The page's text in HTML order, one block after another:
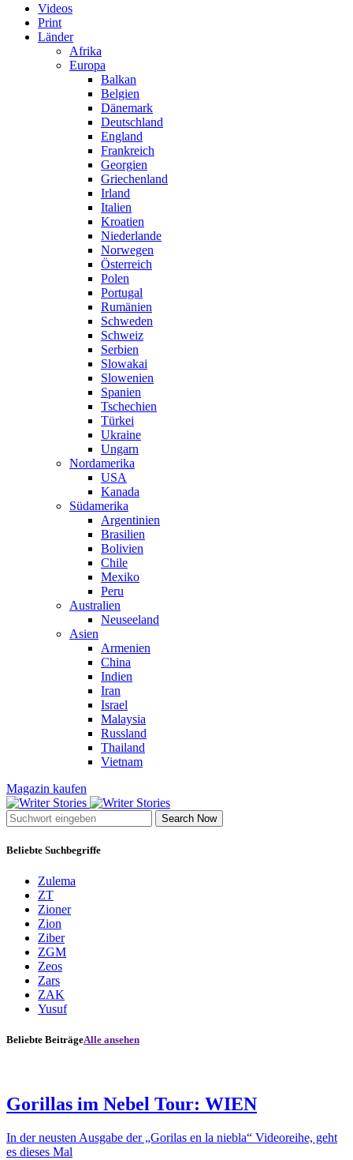
Videos
Print
Länder
Afrika
Europa
Balkan
Belgien
Dänemark
Deutschland
England
Frankreich
Georgien
Griechenland
Irland
Italien
Kroatien
Niederlande
Norwegen
Österreich
Polen
Portugal
Rumänien
Schweden
Schweiz
Serbien
Slowakai
Slowenien
Spanien
Tschechien
Türkei
Ukraine
Ungarn
Nordamerika
USA
Kanada
Südamerika
Argentinien
Brasilien
Bolivien
Chile
Mexiko
Peru
Australien
Neuseeland
Asien
Armenien
China
Indien
Iran
Israel
Malaysia
Russland
Thailand
Vietnam
Magazin kaufen
Search Now
Beliebte Suchbegriffe
Zulema
ZT
Zioner
Zion
Ziber
ZGM
Zeos
Zars
ZAK
Yusuf
Beliebte BeiträgeAlle ansehen
Gorillas im Nebel Tour: WIEN
In der neusten Ausgabe der „Gorilas en la niebla“ Videoreihe, geht
es dieses Mal